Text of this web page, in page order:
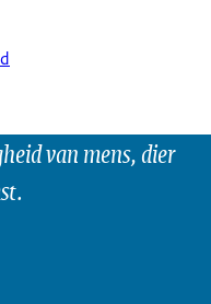
van mens, dier